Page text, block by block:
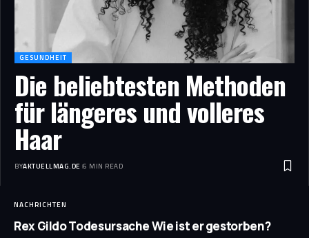
GESUNDHEIT
Die beliebtesten Methoden
für längeres und volleres
Haar
BYAKTUELLMAG.DE 6 MIN READ
NACHRICHTEN
Rex Gildo Todesursache Wie ist er gestorben?